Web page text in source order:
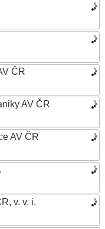
ČR
AV ČR
AV ČR
v. v. i.